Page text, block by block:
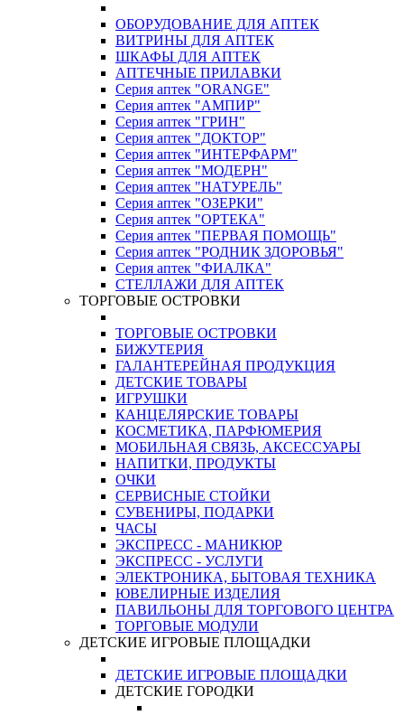
ОБОРУДОВАНИЕ ДЛЯ АПТЕК
ВИТРИНЫ ДЛЯ АПТЕК
ШКАФЫ ДЛЯ АПТЕК
АПТЕЧНЫЕ ПРИЛАВКИ
Серия аптек "ORANGE"
Серия аптек "АМПИР"
Серия аптек "ГРИН"
Серия аптек "ДОКТОР"
Серия аптек "ИНТЕРФАРМ"
Серия аптек "МОДЕРН"
Серия аптек "НАТУРЕЛЬ"
Серия аптек "ОЗЕРКИ"
Серия аптек "ОРТЕКА"
Серия аптек "ПЕРВАЯ ПОМОЩЬ"
Серия аптек "РОДНИК ЗДОРОВЬЯ"
Серия аптек "ФИАЛКА"
СТЕЛЛАЖИ ДЛЯ АПТЕК
ТОРГОВЫЕ ОСТРОВКИ
ТОРГОВЫЕ ОСТРОВКИ
БИЖУТЕРИЯ
ГАЛАНТЕРЕЙНАЯ ПРОДУКЦИЯ
ДЕТСКИЕ ТОВАРЫ
ИГРУШКИ
КАНЦЕЛЯРСКИЕ ТОВАРЫ
КОСМЕТИКА, ПАРФЮМЕРИЯ
МОБИЛЬНАЯ СВЯЗЬ, АКСЕССУАРЫ
НАПИТКИ, ПРОДУКТЫ
ОЧКИ
СЕРВИСНЫЕ СТОЙКИ
СУВЕНИРЫ, ПОДАРКИ
ЧАСЫ
ЭКСПРЕСС - МАНИКЮР
ЭКСПРЕСС - УСЛУГИ
ЭЛЕКТРОНИКА, БЫТОВАЯ ТЕХНИКА
ЮВЕЛИРНЫЕ ИЗДЕЛИЯ
ПАВИЛЬОНЫ ДЛЯ ТОРГОВОГО ЦЕНТРА
ТОРГОВЫЕ МОДУЛИ
ДЕТСКИЕ ИГРОВЫЕ ПЛОЩАДКИ
ДЕТСКИЕ ИГРОВЫЕ ПЛОЩАДКИ
ДЕТСКИЕ ГОРОДКИ